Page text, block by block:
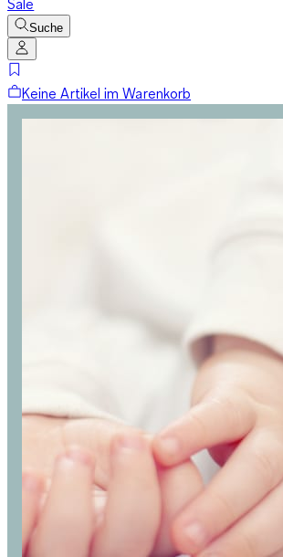
Sale
Suche
Keine Artikel im Warenkorb